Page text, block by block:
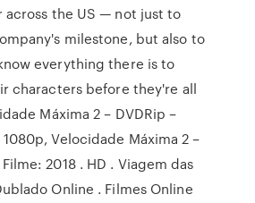
the US — not just to
milestone, but also to
everything there is to
characters before they're all
Máxima 2 – DVDRip –
Velocidade Máxima 2 –
2018 . HD . Viagem das
Online . Filmes Online